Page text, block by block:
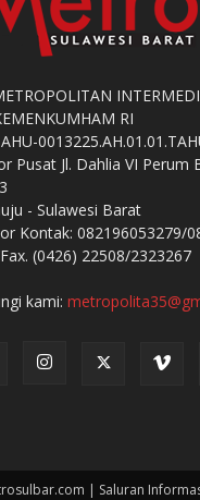
RI
Pusat Jl. Dahlia VI Perum
- Sulawesi Barat
Kontak: 082196053279/
(0426) 22508/2323267
kami:
| Saluran